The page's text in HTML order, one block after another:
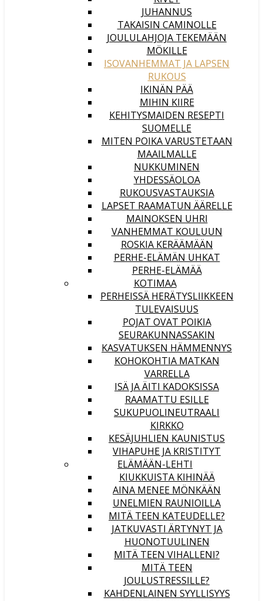
JUHANNUS
TAKAISIN CAMINOLLE
JOULULAHJOJA TEKEMÄÄN
MÖKILLE
ISOVANHEMMAT JA LAPSEN
RUKOUS
IKINÄN PÄÄ
MIHIN KIIRE
KEHITYSMAIDEN RESEPTI
SUOMELLE
MITEN POIKA VARUSTETAAN
MAAILMALLE
NUKKUMINEN
YHDESSÄOLOA
RUKOUSVASTAUKSIA
LAPSET RAAMATUN ÄÄRELLE
MAINOKSEN UHRI
VANHEMMAT KOULUUN
ROSKIA KERÄÄMÄÄN
PERHE-ELÄMÄN UHKAT
PERHE-ELÄMÄÄ
KOTIMAA
PERHEISSÄ HERÄTYSLIIKKEEN
TULEVAISUUS
POJAT OVAT POIKIA
SEURAKUNNASSAKIN
KASVATUKSEN HÄMMENNYS
KOHOKOHTIA MATKAN
VARRELLA
ISÄ JA ÄITI KADOKSISSA
RAAMATTU ESILLE
SUKUPUOLINEUTRAALI
KIRKKO
KESÄJUHLIEN KAUNISTUS
VIHAPUHE JA KRISTITYT
ELÄMÄÄN-LEHTI
KIUKKUISTA KIHINÄÄ
AINA MENEE MÖNKÄÄN
UNELMIEN RAUNIOILLA
MITÄ TEEN KATEUDELLE?
JATKUVASTI ÄRTYNYT JA
HUONOTUULINEN
MITÄ TEEN VIHALLENI?
MITÄ TEEN
JOULUSTRESSILLE?
KAHDENLAINEN SYYLLISYYS